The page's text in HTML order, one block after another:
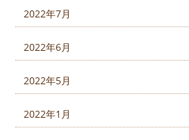
2022年7月
2022年6月
2022年5月
2022年1月